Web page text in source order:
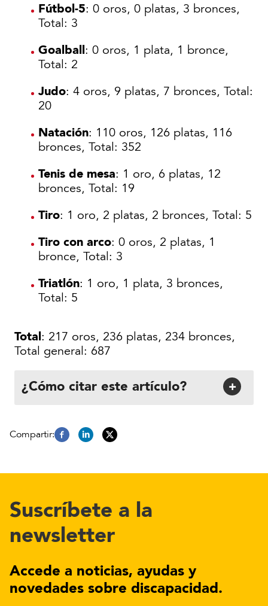
Fútbol-5: 0 oros, 0 platas, 3 bronces,
Total: 3
Goalball: 0 oros, 1 plata, 1 bronce,
Total: 2
Judo: 4 oros, 9 platas, 7 bronces, Total:
20
Natación: 110 oros, 126 platas, 116
bronces, Total: 352
Tenis de mesa: 1 oro, 6 platas, 12
bronces, Total: 19
Tiro: 1 oro, 2 platas, 2 bronces, Total: 5
Tiro con arco: 0 oros, 2 platas, 1
bronce, Total: 3
Triatlón: 1 oro, 1 plata, 3 bronces,
Total: 5
Total: 217 oros, 236 platas, 234 bronces,
Total general: 687
¿Cómo citar este artículo? +
Suscríbete a la
newsletter
Accede a noticias, ayudas y
novedades sobre discapacidad.